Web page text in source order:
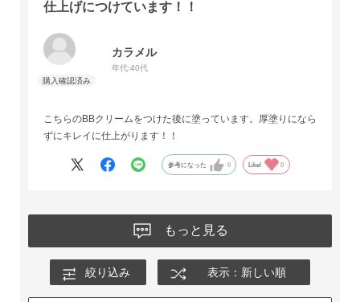
仕上げにつけています！！
カラメル
年代:40代
こちらのBBクリームをつけた後に塗っています。厚塗りになら
ずにキレイに仕上がります！！
参考になった 0 Like! 0
もっと見る
絞り込み 表示：新しい順